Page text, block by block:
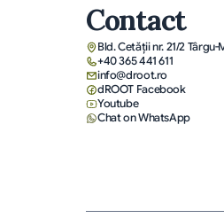
Contact
Bld. Cetății nr. 21/2
+40 365 441 611
info@droot.ro
dROOT Facebook
Youtube
Chat on WhatsApp